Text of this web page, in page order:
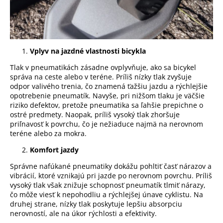
Vplyv na jazdné vlastnosti bicykla
Tlak v pneumatikách zásadne ovplyvňuje, ako sa bicykel
správa na ceste alebo v teréne. Príliš nízky tlak zvyšuje
odpor valivého trenia, čo znamená ťažšiu jazdu a rýchlejšie
opotrebenie pneumatík. Navyše, pri nižšom tlaku je väčšie
riziko defektov, pretože pneumatika sa ľahšie prepichne o
ostré predmety. Naopak, príliš vysoký tlak zhoršuje
priľnavosť k povrchu, čo je nežiaduce najmä na nerovnom
teréne alebo za mokra.
Komfort jazdy
Správne nafúkané pneumatiky dokážu pohltiť časť nárazov a
vibrácií, ktoré vznikajú pri jazde po nerovnom povrchu. Príliš
vysoký tlak však znižuje schopnosť pneumatík tlmiť nárazy,
čo môže viesť k nepohodliu a rýchlejšej únave cyklistu. Na
druhej strane, nízky tlak poskytuje lepšiu absorpciu
nerovností, ale na úkor rýchlosti a efektivity.